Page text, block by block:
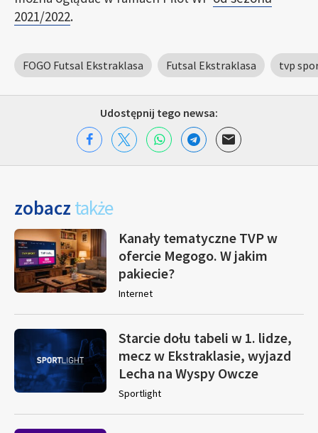
2021/2022.
FOGO Futsal Ekstraklasa Futsal Ekstraklasa tvp
Udostępnij tego newsa:
zobacz także
Kanały tematyczne TVP w
ofercie Megogo. W jakim
pakiecie?
Internet
Starcie dołu tabeli w 1. lidze,
mecz w Ekstraklasie, wyjazd
Lecha na Wyspy Owcze
Sportlight